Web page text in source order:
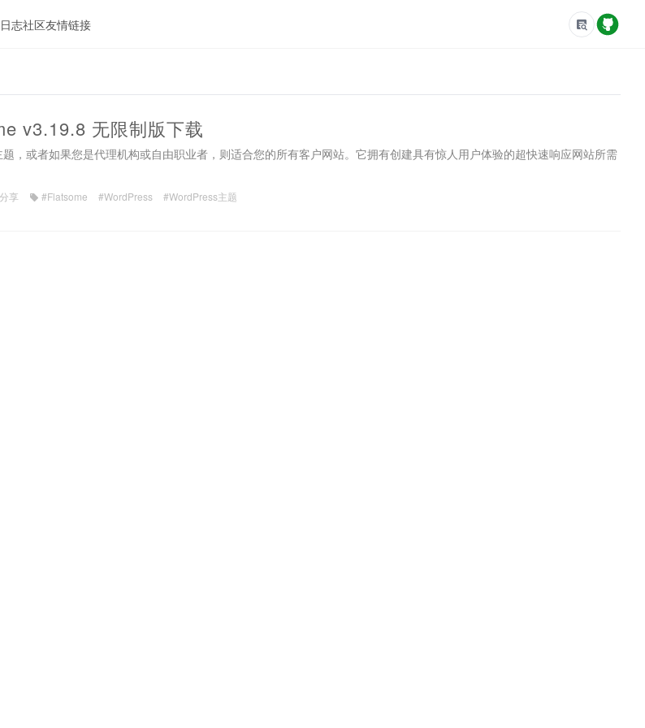
日志社区友情链接
v3.19.8 无限制版下载
，或者如果您是代理机构或自由职业者，则适合您的所有客户网站。它拥有创建具有惊人用户体验的超快速响应网站所需
享 #Flatsome #WordPress #WordPress主题